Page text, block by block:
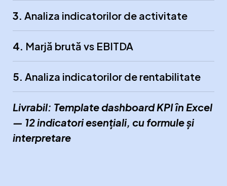
3. Analiza indicatorilor de activitate
4. Marjă brută vs EBITDA
5. Analiza indicatorilor de rentabilitate
Livrabil: Template dashboard KPI în Excel
— 12 indicatori esențiali, cu formule și
interpretare